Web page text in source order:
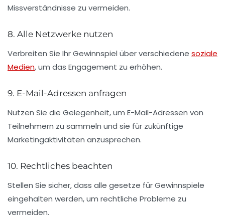
Missverständnisse zu vermeiden.
8. Alle Netzwerke nutzen
Verbreiten Sie Ihr Gewinnspiel über verschiedene soziale
Medien, um das Engagement zu erhöhen.
9. E-Mail-Adressen anfragen
Nutzen Sie die Gelegenheit, um E-Mail-Adressen von
Teilnehmern zu sammeln und sie für zukünftige
Marketingaktivitäten anzusprechen.
10. Rechtliches beachten
Stellen Sie sicher, dass alle gesetze fürGewinnspiele
eingehalten werden, um rechtliche Probleme zu
vermeiden.